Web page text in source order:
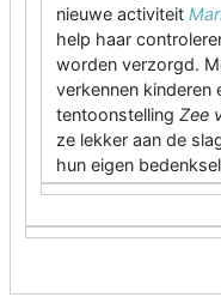
nieuwe activiteit
help haar
worden verzorgd.
verkennen kinderen
tentoonstelling Zee
ze lekker aan de
hun eigen